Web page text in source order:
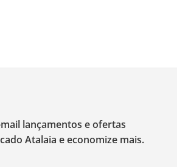
lançamentos e ofertas
Atalaia e economize mais.